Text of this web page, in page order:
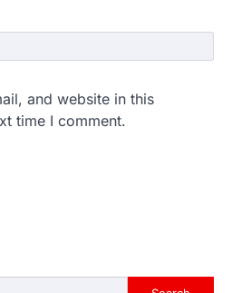
and website in this
time I comment.